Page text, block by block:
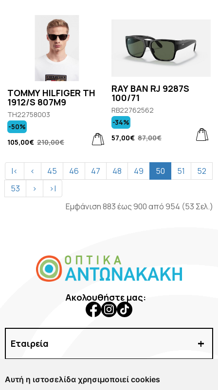
Αυτή η ιστοσελίδα χρησιμοποιεί cookies
TOMMY HILFIGER TH
1912/S 807M9
TH22758003
105,00€ 210,00€
-50%
RAY BAN RJ 9287S
100/71
RB22762562
57,00€ 87,00€
-34%
|< < 45 46 47 48 49 50 51
52
53
>
>|
Εμφάνιση 883 έως 900 από 954 (53 Σελ.)
Ακολουθήστε μας:
Εταιρεία
Γυαλιά Οράσεως
Χρήσιμα Links